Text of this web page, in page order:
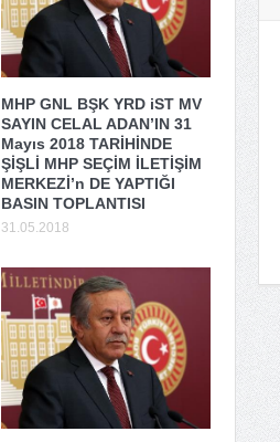
MHP GNL BŞK YRD iST MV
SAYIN CELAL ADAN’IN 31
Mayıs 2018 TARİHİNDE
ŞİŞLİ MHP SEÇİM İLETİŞİM
MERKEZİ’n DE YAPTIĞI
BASIN TOPLANTISI
31.05.2018